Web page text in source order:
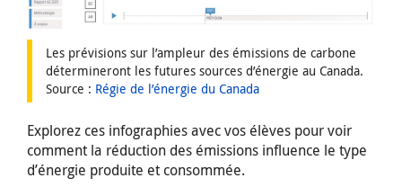
Les prévisions sur l’ampleur des émissions de carbone
détermineront les futures sources d’énergie au Canada.
Source : Régie de l’énergie du Canada
Explorez ces infographies avec vos élèves pour voir
comment la réduction des émissions influence le type
d’énergie produite et consommée.